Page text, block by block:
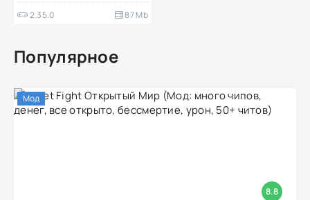
2.35.0 87 Mb
Популярное
8.8
Мод